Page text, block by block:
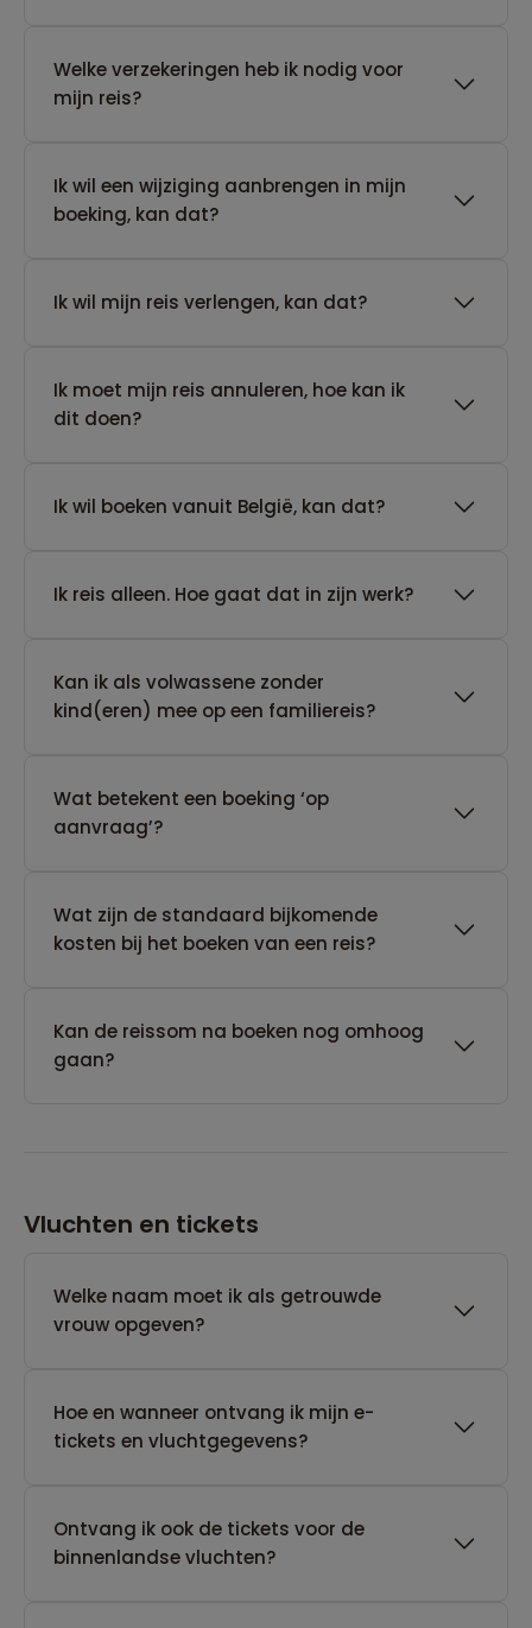
Welke verzekeringen heb ik nodig voor
mijn reis?
Ik wil een wijziging aanbrengen in mijn
boeking, kan dat?
Ik wil mijn reis verlengen, kan dat?
Ik moet mijn reis annuleren, hoe kan ik
dit doen?
Ik wil boeken vanuit België, kan dat?
​Ik reis alleen. Hoe gaat dat in zijn werk?
Kan ik als volwassene zonder
kind(eren) mee op een familiereis?
Wat betekent een boeking ‘op
aanvraag’?
Wat zijn de standaard bijkomende
kosten bij het boeken van een reis?
Kan de reissom na boeken nog omhoog
gaan?
Vluchten en tickets
Welke naam moet ik als getrouwde
vrouw opgeven?
Hoe en wanneer ontvang ik mijn e-
tickets en vluchtgegevens?
Ontvang ik ook de tickets voor de
binnenlandse vluchten?